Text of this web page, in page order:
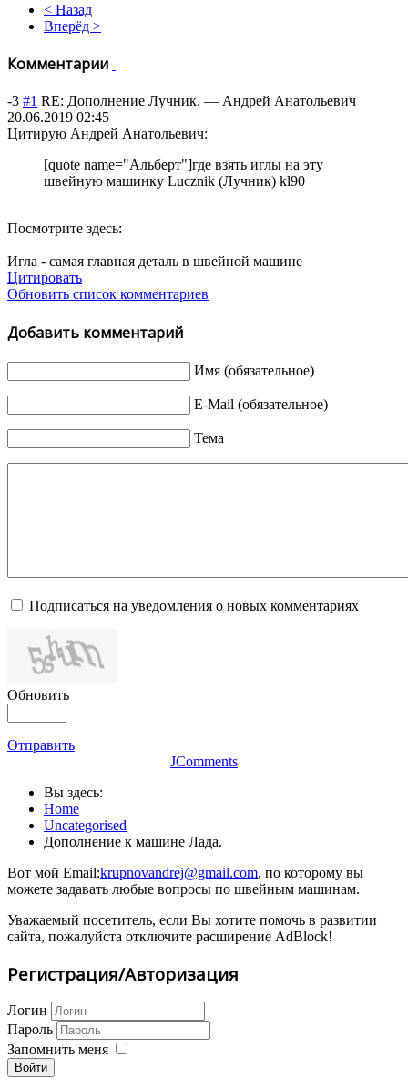
< Назад
Вперёд >
Комментарии
-3 #1 RE: Дополнение Лучник. — Андрей Анатольевич
20.06.2019 02:45
Цитирую Андрей Анатольевич:
[quote name="Альберт"]где взять иглы на эту
швейную машинку Lucznik (Лучник) kl90
Посмотрите здесь:
Игла - самая главная деталь в швейной машине
Цитировать
Обновить список комментариев
Добавить комментарий
Имя (обязательное)
E-Mail (обязательное)
Тема
Подписаться на уведомления о новых комментариях
Обновить
Отправить
JComments
Вы здесь:
Home
Uncategorised
Дополнение к машине Лада.
Вот мой Email:krupnovandrej@gmail.com, по которому вы
можете задавать любые вопросы по швейным машинам.
Уважаемый посетитель, если Вы хотите помочь в развитии
сайта, пожалуйста отключите расширение AdBlock!
Регистрация/Авторизация
Логин
Пароль
Запомнить меня
Войти